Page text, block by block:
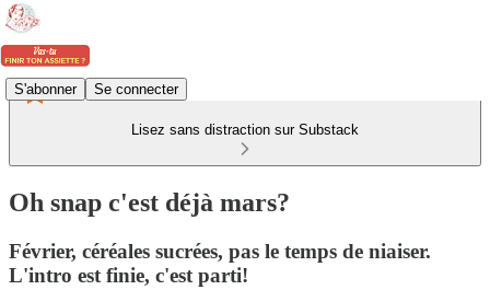
S'abonner Se connecter
Lisez sans distraction sur Substack
Oh snap c'est déjà mars?
Février, céréales sucrées, pas le temps de niaiser.
L'intro est finie, c'est parti!